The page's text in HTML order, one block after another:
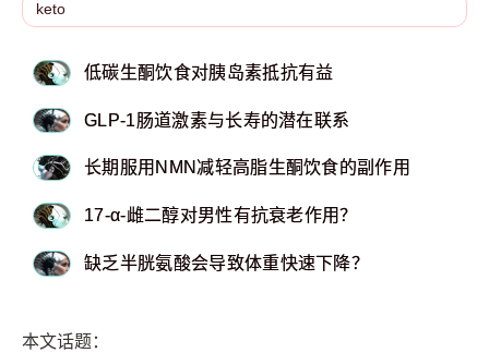
低碳生酮饮食对胰岛素抵抗有益
GLP-1肠道激素与长寿的潜在联系
长期服用NMN减轻高脂生酮饮食的副作用
17-α-雌二醇对男性有抗衰老作用？
缺乏半胱氨酸会导致体重快速下降？
本文话题：